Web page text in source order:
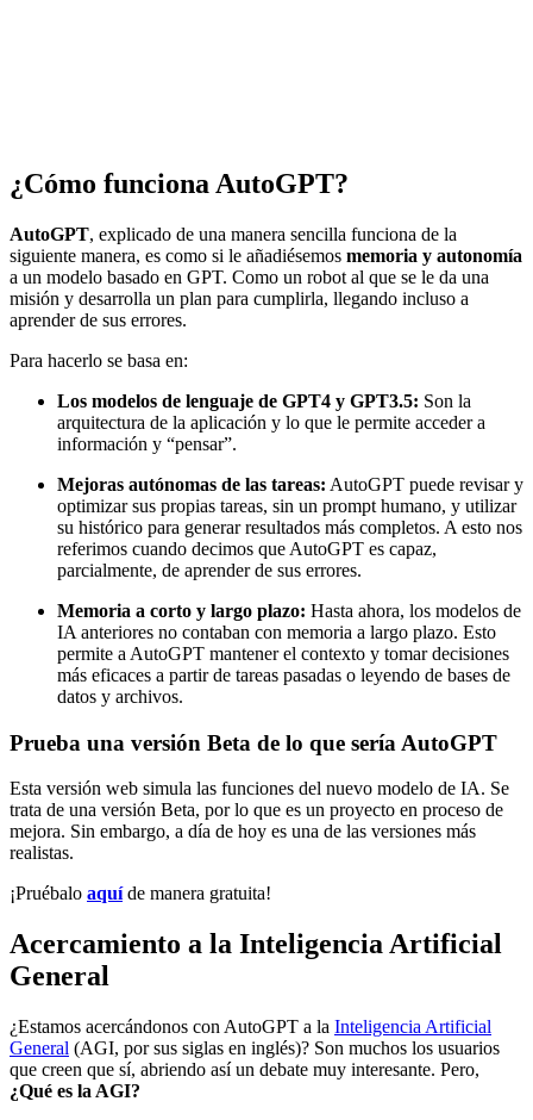
¿Cómo funciona AutoGPT?
AutoGPT, explicado de una manera sencilla funciona de la
siguiente manera, es como si le añadiésemos memoria y autonomía
a un modelo basado en GPT. Como un robot al que se le da una
misión y desarrolla un plan para cumplirla, llegando incluso a
aprender de sus errores.
Para hacerlo se basa en:
Los modelos de lenguaje de GPT4 y GPT3.5: Son la
arquitectura de la aplicación y lo que le permite acceder a
información y “pensar”.
Mejoras autónomas de las tareas: AutoGPT puede revisar y
optimizar sus propias tareas, sin un prompt humano, y utilizar
su histórico para generar resultados más completos. A esto nos
referimos cuando decimos que AutoGPT es capaz,
parcialmente, de aprender de sus errores.
Memoria a corto y largo plazo: Hasta ahora, los modelos de
IA anteriores no contaban con memoria a largo plazo. Esto
permite a AutoGPT mantener el contexto y tomar decisiones
más eficaces a partir de tareas pasadas o leyendo de bases de
datos y archivos.
Prueba una versión Beta de lo que sería AutoGPT
Esta versión web simula las funciones del nuevo modelo de IA. Se
trata de una versión Beta, por lo que es un proyecto en proceso de
mejora. Sin embargo, a día de hoy es una de las versiones más
realistas.
¡Pruébalo aquíde manera gratuita!
Acercamiento a la Inteligencia Artificial
General
¿Estamos acercándonos con AutoGPT a la Inteligencia Artificial
General (AGI, por sus siglas en inglés)? Son muchos los usuarios
que creen que sí, abriendo así un debate muy interesante. Pero,
¿Qué es la AGI?